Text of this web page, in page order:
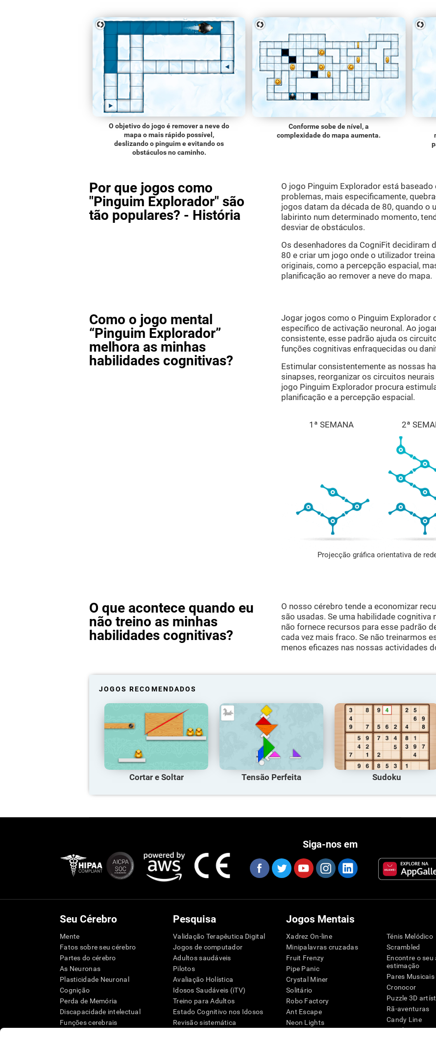
O objetivo do jogo é remover a neve do
mapa o mais rápido possível,
deslizando o pinguim e evitando os
obstáculos no caminho.
Conforme sobe de nível, a
complexidade do mapa aumenta.
Por que jogos como
"Pinguim Explorador" são
tão populares? - História
O jogo Pinguim Explorador está
problemas, mais especificamente,
jogos datam da década de 80, quando o
labirinto num determinado momento,
desviar de obstáculos.
Os desenhadores da CogniFit decidiram
80 e criar um jogo onde o utilizador
originais, como a percepção espacial,
planificação ao remover a neve do mapa.
Como o jogo mental
“Pinguim Explorador”
melhora as minhas
habilidades cognitivas?
Jogar jogos como o Pinguim Explorador
específico de activação neuronal. Ao
consistente, esse padrão ajuda os
funções cognitivas enfraquecidas ou
Estimular consistentemente as nossas
sinapses, reorganizar os circuitos
jogo Pinguim Explorador procura
planificação e a percepção espacial.
1ª SEMANA 2ª
Projecção gráfica orientativa de
O que acontece quando eu
não treino as minhas
habilidades cognitivas?
O nosso cérebro tende a economizar
são usadas. Se uma habilidade cognitiva
não fornece recursos para esse padrão
cada vez mais fraco. Se não treinarmos
menos eficazes nas nossas actividades
JOGOS RECOMENDADOS
Cortar e Soltar Tensão Perfeita Sudoku
Siga-nos em
Seu Cérebro
Mente
Fatos sobre seu cérebro
Partes do cérebro
As Neuronas
Plasticidade Neuronal
Cognição
Perda de Memória
Discapacidade intelectual
Funções cerebrais
Pesquisa
Validação Terapêutica Digital
Jogos de computador
Adultos saudáveis
Pilotos
Avaliação Holística
Idosos Saudáveis (iTV)
Treino para Adultos
Estado Cognitivo nos Idosos
Revisão sistemática
Jogos Mentais
Xadrez On-line
Minipalavras cruzadas
Fruit Frenzy
Pipe Panic
Crystal Miner
Solitário
Robo Factory
Ant Escape
Neon Lights
Ténis Melódico
Scrambled
Encontre o seu
estimação
Pares Musicais
Cronocor
Puzzle 3D
Rã-aventuras
Candy Line
Puzzle